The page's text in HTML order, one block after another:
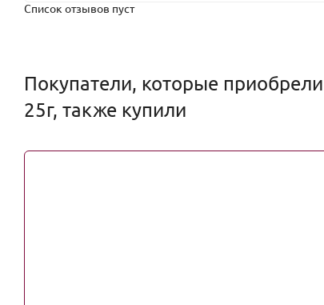
Список отзывов пуст
Покупатели, которые
25г, также купили